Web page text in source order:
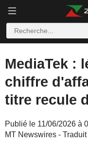
MediaTek :
chiffre
titre recule
Publié le 11/06/2026 à
MT Newswires -